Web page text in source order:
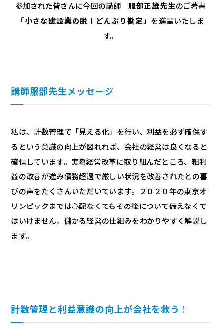
参加された皆さんに今回の講師服部正雄先生のご著書
「小さな建設業の脱！どんぶり勘定」 を進呈いたしま
す。
講師服部先生メッセージ
私は、計数管理で「見える化」を行い、利益を必ず確保す
るという意識の向上が図れれば、会社の経営は良くなると
確信しています。実際経営改革に取り組んだところ、粗利
益の改善が進み債務超過で厳しい状況を改善されたとの喜
びの声をたくさんいただいています。２０２０年の東京オ
リンピックまでは心配なくてもその後について備えなくて
はいけません。儲かる経営の仕組みをわかりやすく解説し
ます。
計数管理と利益意識の向上が会社を救う！